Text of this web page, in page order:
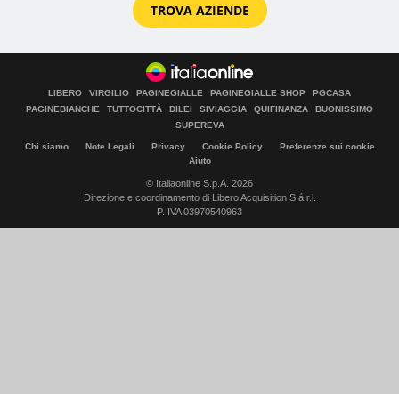
TROVA AZIENDE
LIBERO VIRGILIO PAGINEGIALLE PAGINEGIALLE SHOP
PGCASA
PAGINEBIANCHE
TUTTOCITTÀ DILEI SIVIAGGIA QUIFINANZA
BUONISSIMO
SUPEREVA
Chi siamo Note Legali Privacy Cookie Policy
Preferenze sui cookie
Aiuto
© Italiaonline S.p.A. 2026
Direzione e coordinamento di Libero Acquisition S.á r.l.
P. IVA 03970540963